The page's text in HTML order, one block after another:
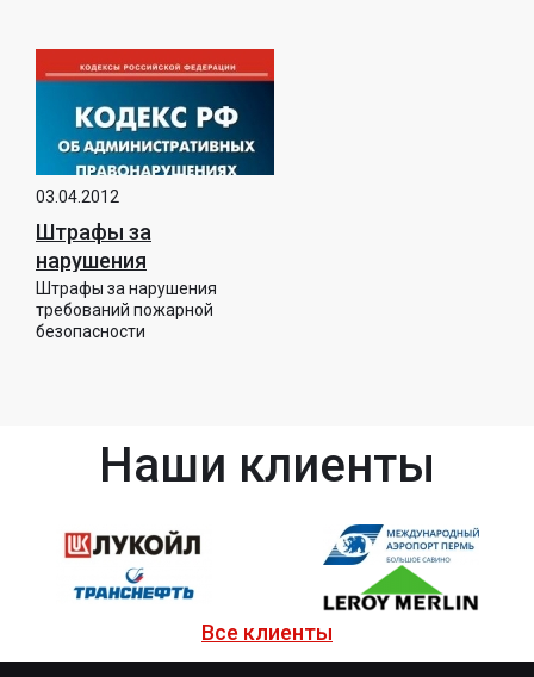
03.04.2012
Штрафы за
нарушения
требований
пожарной
безопасности
Штрафы за нарушения
требований пожарной
безопасности
Наши клиенты
Все клиенты